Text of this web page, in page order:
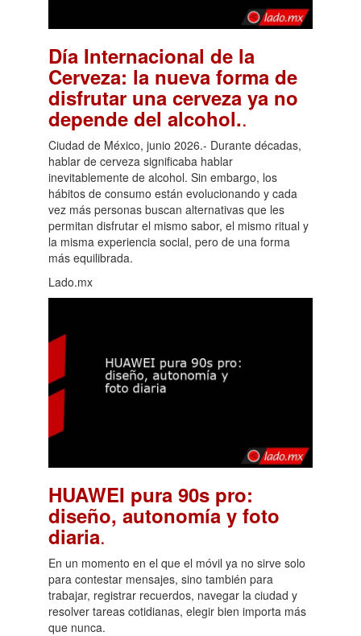
Día Internacional de la
Cerveza: la nueva forma de
disfrutar una cerveza ya no
depende del alcohol..
Ciudad de México, junio 2026.- Durante décadas,
hablar de cerveza significaba hablar
inevitablemente de alcohol. Sin embargo, los
hábitos de consumo están evolucionando y cada
vez más personas buscan alternativas que les
permitan disfrutar el mismo sabor, el mismo ritual y
la misma experiencia social, pero de una forma
más equilibrada.
Lado.mx
HUAWEI pura 90s pro:
diseño, autonomía y foto
diaria.
En un momento en el que el móvil ya no sirve solo
para contestar mensajes, sino también para
trabajar, registrar recuerdos, navegar la ciudad y
resolver tareas cotidianas, elegir bien importa más
que nunca.